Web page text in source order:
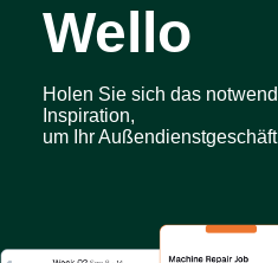
Wello
Holen Sie sich das
Inspiration,
um Ihr